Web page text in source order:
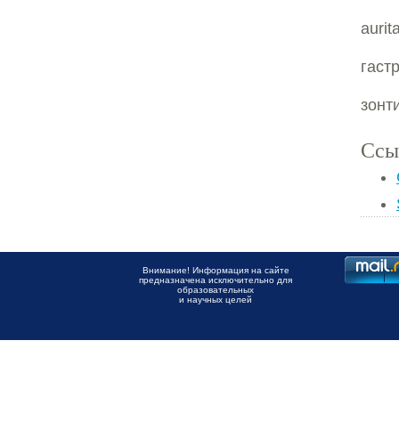
Внимание! Информация на сайте
предназначена исключительно для
образовательных
и научных целей